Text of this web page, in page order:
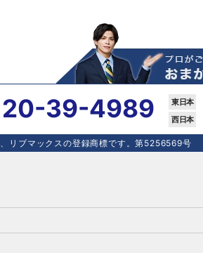
39-4989
リブマックスの登録商標です。第5256569号